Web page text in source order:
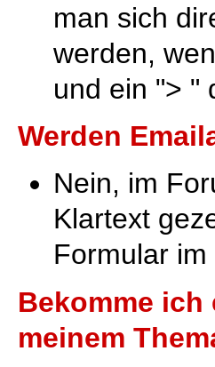
man sich
werden,
und ein "> "
Werden
Nein, im
Klartext
Formular im
Bekomme ich
meinem